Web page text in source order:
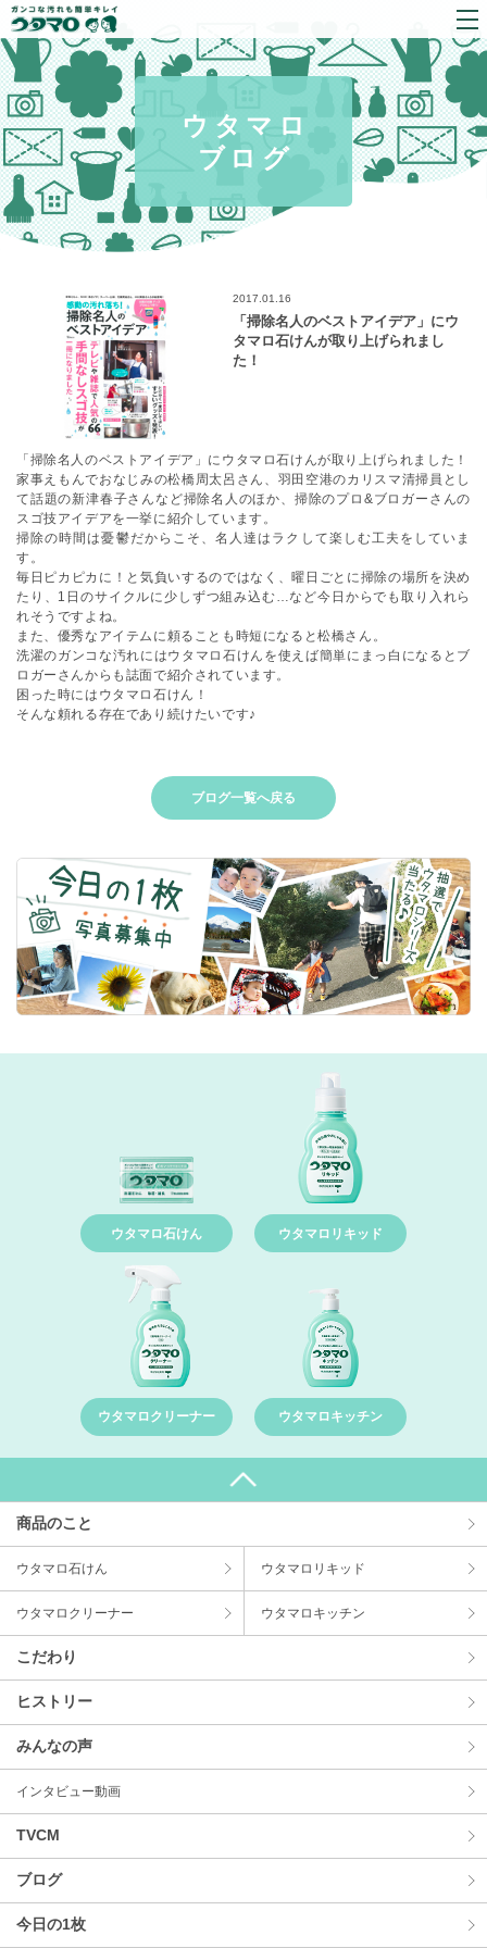
ウタマロ
ブログ
2017.01.16
「掃除名人のベストアイデア」にウ
タマロ石けんが取り上げられまし
た！
「掃除名人のベストアイデア」にウタマロ石けんが取り上げられました！
家事えもんでおなじみの松橋周太呂さん、羽田空港のカリスマ清掃員とし
て話題の新津春子さんなど掃除名人のほか、掃除のプロ&ブロガーさんの
スゴ技アイデアを一挙に紹介しています。
掃除の時間は憂鬱だからこそ、名人達はラクして楽しむ工夫をしていま
す。
毎日ピカピカに！と気負いするのではなく、曜日ごとに掃除の場所を決め
たり、1日のサイクルに少しずつ組み込む…など今日からでも取り入れら
れそうですよね。
また、優秀なアイテムに頼ることも時短になると松橋さん。
洗濯のガンコな汚れにはウタマロ石けんを使えば簡単にまっ白になるとブ
ロガーさんからも誌面で紹介されています。
困った時にはウタマロ石けん！
そんな頼れる存在であり続けたいです♪
ブログ一覧へ戻る
ウタマロ石けん ウタマロリキッド
ウタマロクリーナー ウタマロキッチン
商品のこと
ウタマロ⽯けん ウタマロリキッド
ウタマロクリーナー ウタマロキッチン
こだわり
ヒストリー
みんなの声
インタビュー動画
TVCM
ブログ
今⽇の1枚